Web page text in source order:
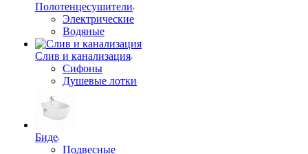
Полотенцесушители
Электрические
Водяные
Слив и канализация
Сифоны
Душевые лотки
Биде
Подвесные